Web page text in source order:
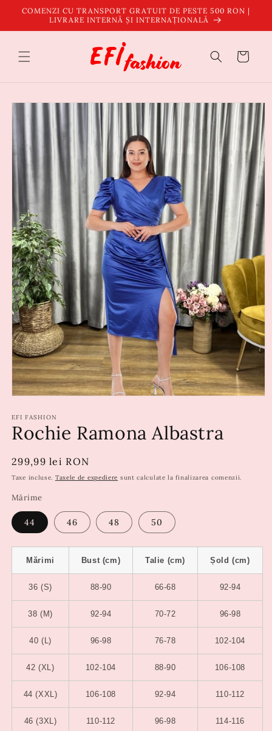
Salt la
conținut
COMENZI CU TRANSPORT GRATUIT DE PESTE 500 RON |
LIVRARE INTERNĂ ȘI INTERNAȚIONALĂ
Coș
informațiile
EFI FASHION
Rochie Ramona Albastra
Preț
obișnuit
299,99 lei RON
Taxe incluse. Taxele de expediere sunt calculate la finalizarea comenzii.
Mărime
44 46 48 50
Mărimi Bust (cm) Talie (cm) Șold (cm)
36 (S) 88-90 66-68 92-94
38 (M) 92-94 70-72 96-98
40 (L) 96-98 76-78 102-104
42 (XL) 102-104 88-90 106-108
44 (XXL) 106-108 92-94 110-112
46 (3XL) 110-112 96-98 114-116